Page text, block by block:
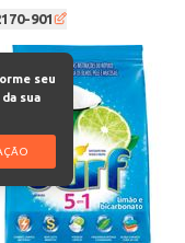
901
seu
sua